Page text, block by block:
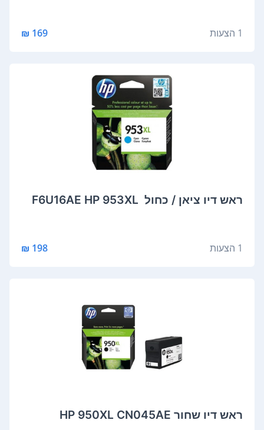
1 הצעות 169 ₪
‏ראש דיו ציאן / כחול ‏ 953XL‏ F6U16AE HP
1 הצעות 198 ₪
‏ראש דיו ‏שחור HP 950XL CN045AE